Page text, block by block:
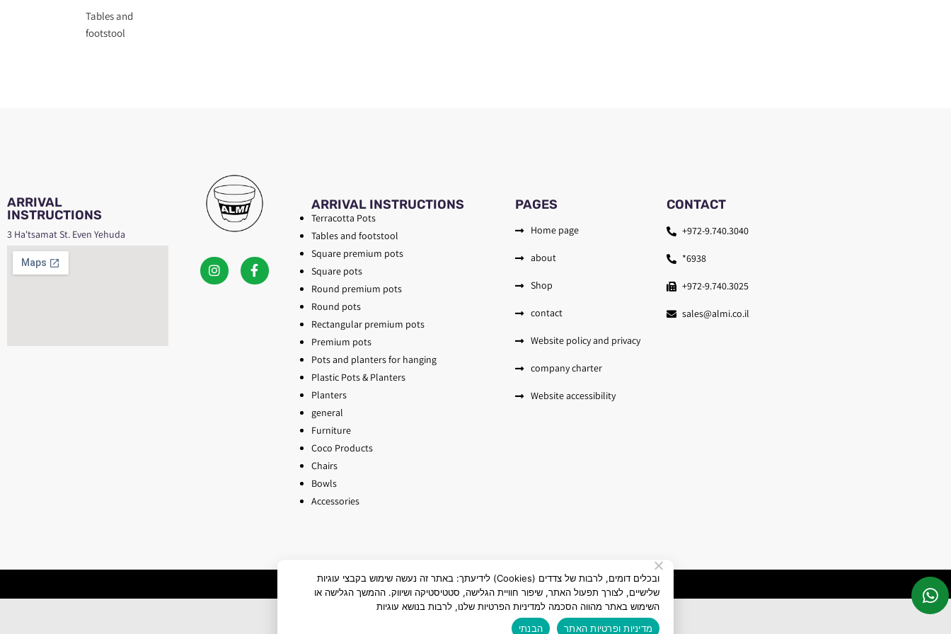
Tables and
footstool
ARRIVAL
INSTRUCTIONS
3 Ha'tsamat St. Even Yehuda
ARRIVAL INSTRUCTIONS
Terracotta Pots
Tables and footstool
Square premium pots
Square pots
Round premium pots
Round pots
Rectangular premium pots
Premium pots
Pots and planters for hanging
Plastic Pots & Planters
Planters
general
Furniture
Coco Products
Chairs
Bowls
Accessories
PAGES
Home page
about
Shop
contact
Website policy and privacy
company charter
Website accessibility
CONTACT
+972-9.740.3040
*6938
+972-9.740.3025
sales@almi.co.il
All rights reserved to Almi Plastics Ltd
לידיעתך: באתר זה נעשה שימוש בקבצי עוגיות (Cookies) ובכלים דומים, לרבות של צדדים
שלישיים, לצורך תפעול האתר, שיפור חוויית הגלישה, סטטיסטיקה ושיווק. ההמשך הגלישה או
השימוש באתר מהווה הסכמה למדיניות הפרטיות שלנו, לרבות בנושא עוגיות
הבנתי
מדיניות ופרטיות האתר